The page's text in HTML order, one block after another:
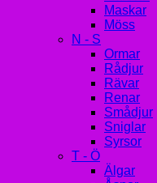
Maskar
Möss
N - S
Ormar
Rådjur
Rävar
Renar
Smådjur
Sniglar
Syrsor
T - Ö
Älgar